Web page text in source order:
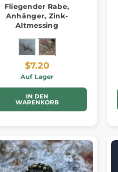
Fliegender Rabe,
Anhänger, Zink-
Altmessing
$7.20
Auf Lager
IN DEN
WARENKORB